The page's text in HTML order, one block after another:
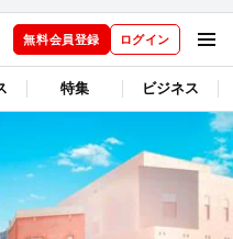
無料会員登録 ログイン
特集 ビジネス